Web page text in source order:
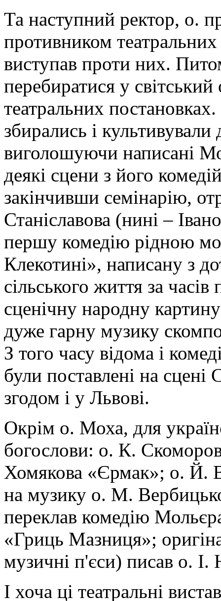
Та наступний ректор, о.
противником театральних
виступав проти них.
перебиратися у
театральних
збирались і
виголошуючи написані
деякі сцени з його
закінчивши семінарію,
Станіславова (нині –
першу комедію рідною
Клекотині», написану з
сільського життя за
сценічну народну
дуже гарну музику
З того часу відома і
були поставлені на сцені
згодом і у Львові.
Окрім о. Моха, для
богослови: о. К.
Хомякова «Єрмак»; о. Й.
на музику о. М.
переклав комедію
«Гриць Мазниця»;
музичні п'єси) писав о. І.
І хоча ці театральні